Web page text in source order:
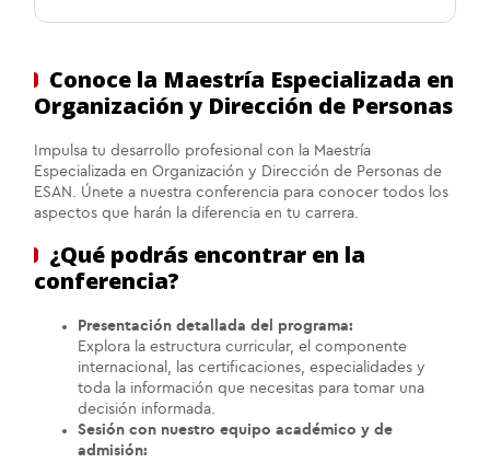
Conoce la Maestría Especializada en
Organización y Dirección de Personas
Impulsa tu desarrollo profesional con la Maestría
Especializada en Organización y Dirección de Personas de
ESAN. Únete a nuestra conferencia para conocer todos los
aspectos que harán la diferencia en tu carrera.
¿Qué podrás encontrar en la
conferencia?
Presentación detallada del programa:
Explora la estructura curricular, el componente
internacional, las certificaciones, especialidades y
toda la información que necesitas para tomar una
decisión informada.
Sesión con nuestro equipo académico y de
admisión: